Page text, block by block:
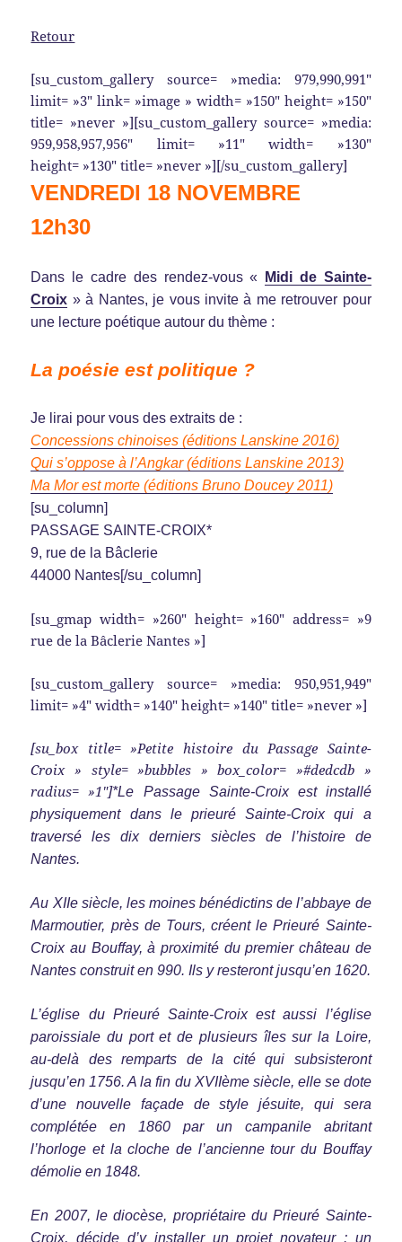
Retour
[su_custom_gallery source= »media: 979,990,991″
limit= »3″ link= »image » width= »150″ height= »150″
title= »never »][su_custom_gallery source= »media:
959,958,957,956″ limit= »11″ width= »130″
height= »130″ title= »never »][/su_custom_gallery]
VENDREDI 18 NOVEMBRE
12h30
Dans le cadre des rendez-vous «
Midi de Sainte-
Croix » à Nantes, je vous invite à me retrouver pour
une lecture poétique autour du thème :
La poésie est politique ?
Je lirai pour vous des extraits de :
Concessions chinoises (éditions Lanskine 2016)
Qui s’oppose à l’Angkar (éditions Lanskine 2013)
Ma Mor est morte (éditions Bruno Doucey 2011)
[su_column]
PASSAGE SAINTE-CROIX*
9, rue de la Bâclerie
44000 Nantes[/su_column]
[su_gmap width= »260″ height= »160″ address= »9
rue de la Bâclerie Nantes »]
[su_custom_gallery source= »media: 950,951,949″
limit= »4″ width= »140″ height= »140″ title= »never »]
[su_box title= »Petite histoire du Passage Sainte-
Croix » style= »bubbles » box_color= »#dedcdb »
radius= »1″]*Le Passage Sainte-Croix est installé
physiquement dans le prieuré Sainte-Croix qui a
traversé les dix derniers siècles de l’histoire de
Nantes.
Au XIIe siècle, les moines bénédictins de l’abbaye de
Marmoutier, près de Tours, créent le Prieuré Sainte-
Croix au Bouffay, à proximité du premier château de
Nantes construit en 990. Ils y resteront jusqu’en 1620.
L’église du Prieuré Sainte-Croix est aussi l’église
paroissiale du port et de plusieurs îles sur la Loire,
au-delà des remparts de la cité qui subsisteront
jusqu’en 1756. A la fin du XVIIème siècle, elle se dote
d’une nouvelle façade de style jésuite, qui sera
complétée en 1860 par un campanile abritant
l’horloge et la cloche de l’ancienne tour du Bouffay
démolie en 1848.
En 2007, le diocèse, propriétaire du Prieuré Sainte-
Croix, décide d’y installer un projet novateur : un